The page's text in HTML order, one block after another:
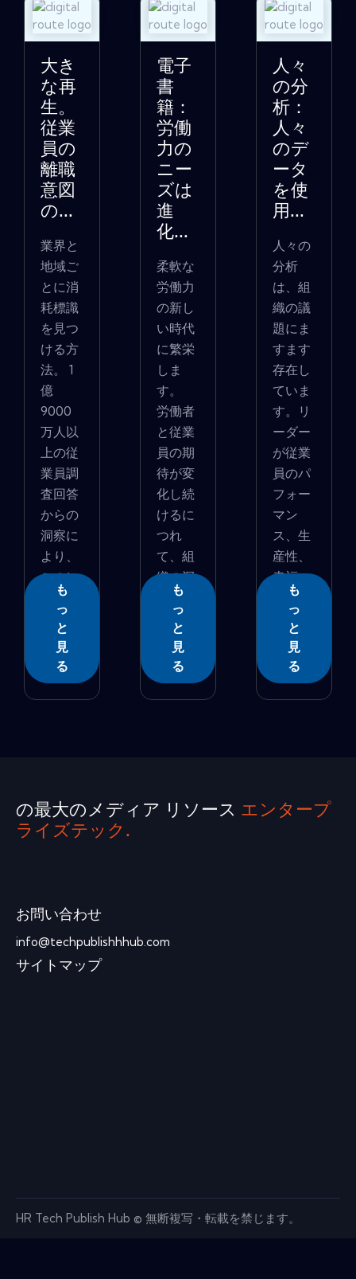
大き
な再
生。
従業
員の
離職
意図
の...
業界と
地域ご
とに消
耗標識
を見つ
ける方
法。 1
億
9000
万人以
上の従
業員調
査回答
からの
洞察に
より、
このレ
ポー...
も
っ
と
見
る
電子
書
籍：
労働
力の
ニー
ズは
進
化...
柔軟な
労働力
の新し
い時代
に繁栄
しま
す。
労働者
と従業
員の期
待が変
化し続
けるに
つれ
て、組
織の洞
察�...
も
っ
と
見
る
人々
の分
析：
人々
のデ
ータ
を使
用...
人々の
分析
は、組
織の議
題にま
すます
存在し
ていま
す。リ
ーダー
が従業
員のパ
フォー
マン
ス、生
産性、
幸福
を...も
っ
と
見
る
の最大のメディア リソース エンタープ
ライズテック.
お問い合わせ
info@techpublishhhub.com
サイトマップ
HR Tech Publish Hub © 無断複写・転載を禁じます。